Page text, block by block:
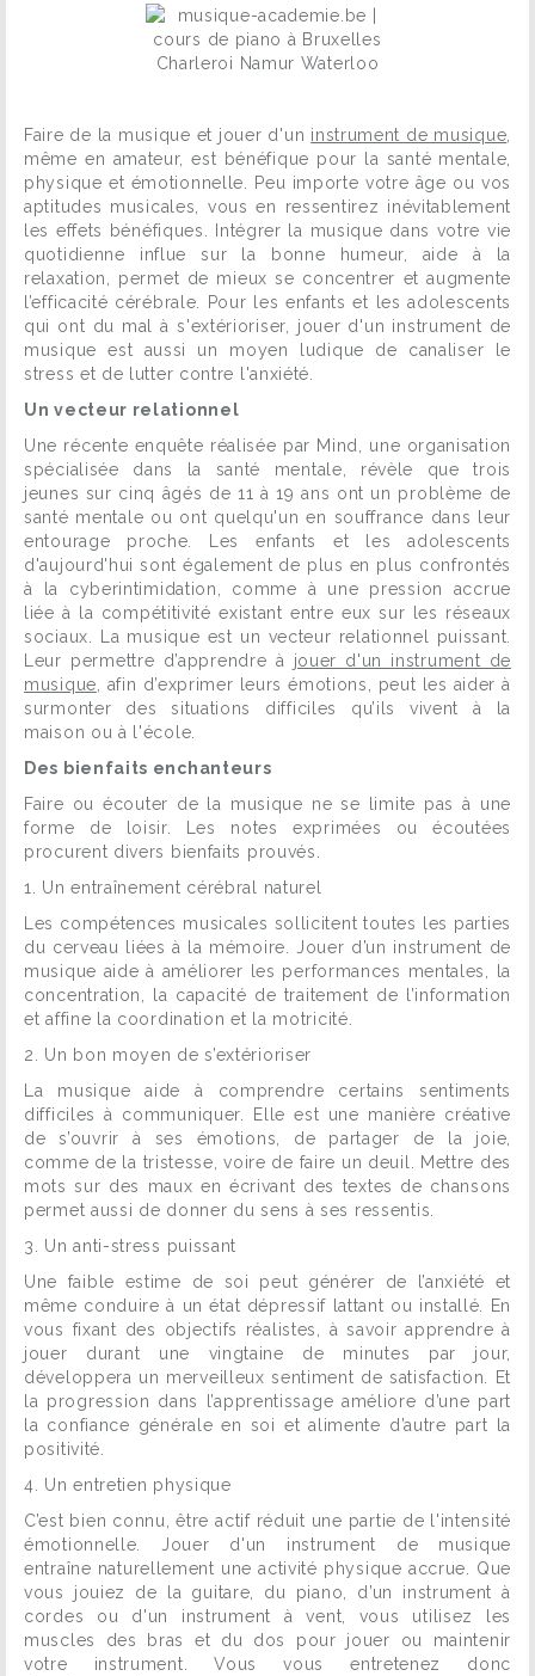
Faire de la musique et jouer d'un instrument de musique,
même en amateur, est bénéfique pour la santé mentale,
physique et émotionnelle. Peu importe votre âge ou vos
aptitudes musicales, vous en ressentirez inévitablement
les effets bénéfiques. Intégrer la musique dans votre vie
quotidienne influe sur la bonne humeur, aide à la
relaxation, permet de mieux se concentrer et augmente
l’efficacité cérébrale. Pour les enfants et les adolescents
qui ont du mal à s'extérioriser, jouer d'un instrument de
musique est aussi un moyen ludique de canaliser le
stress et de lutter contre l'anxiété.
Un vecteur relationnel
Une récente enquête réalisée par Mind, une organisation
spécialisée dans la santé mentale, révèle que trois
jeunes sur cinq âgés de 11 à 19 ans ont un problème de
santé mentale ou ont quelqu'un en souffrance dans leur
entourage proche. Les enfants et les adolescents
d'aujourd'hui sont également de plus en plus confrontés
à la cyberintimidation, comme à une pression accrue
liée à la compétitivité existant entre eux sur les réseaux
sociaux. La musique est un vecteur relationnel puissant.
Leur permettre d’apprendre à jouer d'un instrument de
musique, afin d’exprimer leurs émotions, peut les aider à
surmonter des situations difficiles qu’ils vivent à la
maison ou à l'école.
Des bienfaits enchanteurs
Faire ou écouter de la musique ne se limite pas à une
forme de loisir. Les notes exprimées ou écoutées
procurent divers bienfaits prouvés.
1. Un entraînement cérébral naturel
Les compétences musicales sollicitent toutes les parties
du cerveau liées à la mémoire. Jouer d’un instrument de
musique aide à améliorer les performances mentales, la
concentration, la capacité de traitement de l’information
et affine la coordination et la motricité.
2. Un bon moyen de s’extérioriser
La musique aide à comprendre certains sentiments
difficiles à communiquer. Elle est une manière créative
de s’ouvrir à ses émotions, de partager de la joie,
comme de la tristesse, voire de faire un deuil. Mettre des
mots sur des maux en écrivant des textes de chansons
permet aussi de donner du sens à ses ressentis.
3. Un anti-stress puissant
Une faible estime de soi peut générer de l’anxiété et
même conduire à un état dépressif lattant ou installé. En
vous fixant des objectifs réalistes, à savoir apprendre à
jouer durant une vingtaine de minutes par jour,
développera un merveilleux sentiment de satisfaction. Et
la progression dans l’apprentissage améliore d’une part
la confiance générale en soi et alimente d’autre part la
positivité.
4. Un entretien physique
C’est bien connu, être actif réduit une partie de l'intensité
émotionnelle. Jouer d'un instrument de musique
entraîne naturellement une activité physique accrue. Que
vous jouiez de la guitare, du piano, d’un instrument à
cordes ou d'un instrument à vent, vous utilisez les
muscles des bras et du dos pour jouer ou maintenir
votre instrument. Vous vous entretenez donc